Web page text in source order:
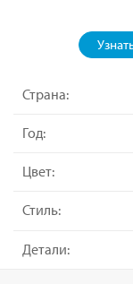
Страна:
Год:
Цвет:
Стиль:
Детали: